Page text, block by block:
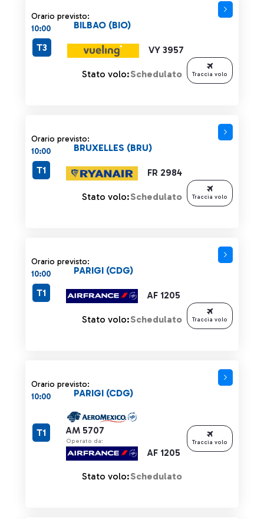
Orario previsto:
10:00
VY 3957
BILBAO (BIO)
T3
Stato volo:Schedulato Traccia volo
Orario previsto:
10:00
FR 2984
BRUXELLES (BRU)
T1
Stato volo:Schedulato Traccia volo
Orario previsto:
10:00
AF 1205
PARIGI (CDG)
T1
Stato volo:Schedulato Traccia volo
Orario previsto:
10:00
AM 5707
Operato da:
AF 1205
PARIGI (CDG)
T1
Stato volo:Schedulato
Traccia volo